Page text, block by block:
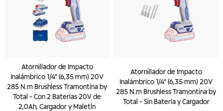
Atornillador de Impacto
Inalámbrico 1/4" (6,35 mm) 20V
285 N.m Brushless Tramontina by
Total - Con 2 Baterías 20V de
2,0Ah, Cargador y Maletín
Atornillador de Impacto
Inalámbrico 1/4" (6,35 mm) 20V
285 N.m Brushless Tramontina by
Total - Sin Batería y Cargador